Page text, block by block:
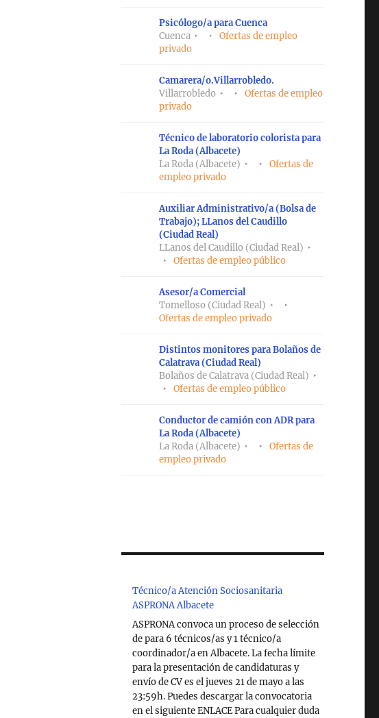
Psicólogo/a para Cuenca
Cuenca
Ofertas de empleo
privado
Camarera/o.Villarrobledo.
Villarrobledo
Ofertas de empleo
privado
Técnico de laboratorio colorista para
La Roda (Albacete)
La Roda (Albacete)
Ofertas de
empleo privado
Auxiliar Administrativo/a (Bolsa de
Trabajo); LLanos del Caudillo
(Ciudad Real)
LLanos del Caudillo (Ciudad Real)
Ofertas de empleo público
Asesor/a Comercial
Tomelloso (Ciudad Real)
Ofertas de empleo privado
Distintos monitores para Bolaños de
Calatrava (Ciudad Real)
Bolaños de Calatrava (Ciudad Real)
Ofertas de empleo público
Conductor de camión con ADR para
La Roda (Albacete)
La Roda (Albacete)
Ofertas de
empleo privado
Técnico/a Atención Sociosanitaria
ASPRONA Albacete
ASPRONA convoca un proceso de selección
de para 6 técnicos/as y 1 técnico/a
coordinador/a en Albacete. La fecha límite
para la presentación de candidaturas y
envío de CV es el jueves 21 de mayo a las
23:59h. Puedes descargar la convocatoria
en el siguiente ENLACE Para cualquier duda